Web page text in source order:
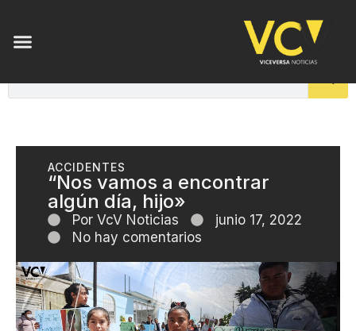
ACCIDENTES
“Nos vamos a encontrar
algún día, hijo»
Por VcV Noticias
junio 17, 2022
No hay comentarios